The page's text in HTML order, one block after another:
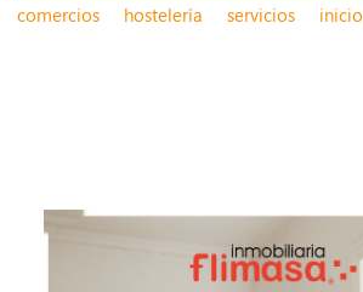
comercios hostelería servicios inicio